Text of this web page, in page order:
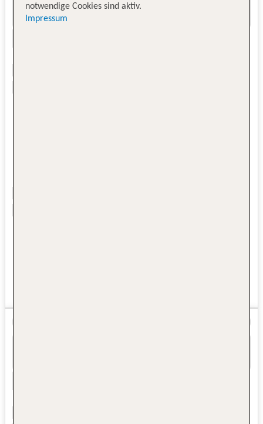
notwendige Cookies sind aktiv.
Impressum